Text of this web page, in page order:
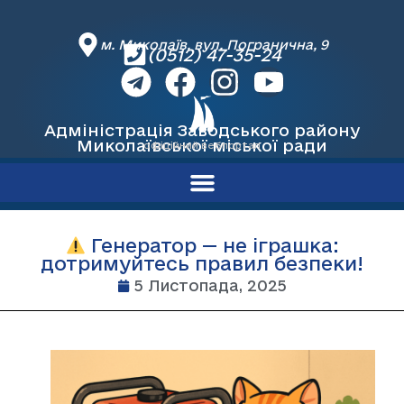
м. Миколаїв, вул. Погранична, 9
(0512) 47-35-24
Адміністрація Заводського району
Миколаївської міської ради
офіційний вебпортал
Генератор — не іграшка:
дотримуйтесь правил безпеки!
5 Листопада, 2025